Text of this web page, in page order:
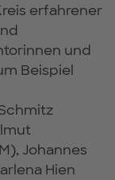
erfahrener
und
Beispiel
Johannes
Hien